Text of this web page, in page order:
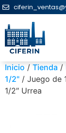
Inicio / Tienda /
1/2" / Juego de
1/2″ Urrea